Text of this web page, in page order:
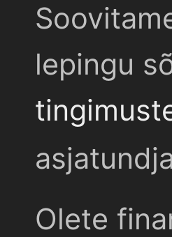
lepingu
Olete